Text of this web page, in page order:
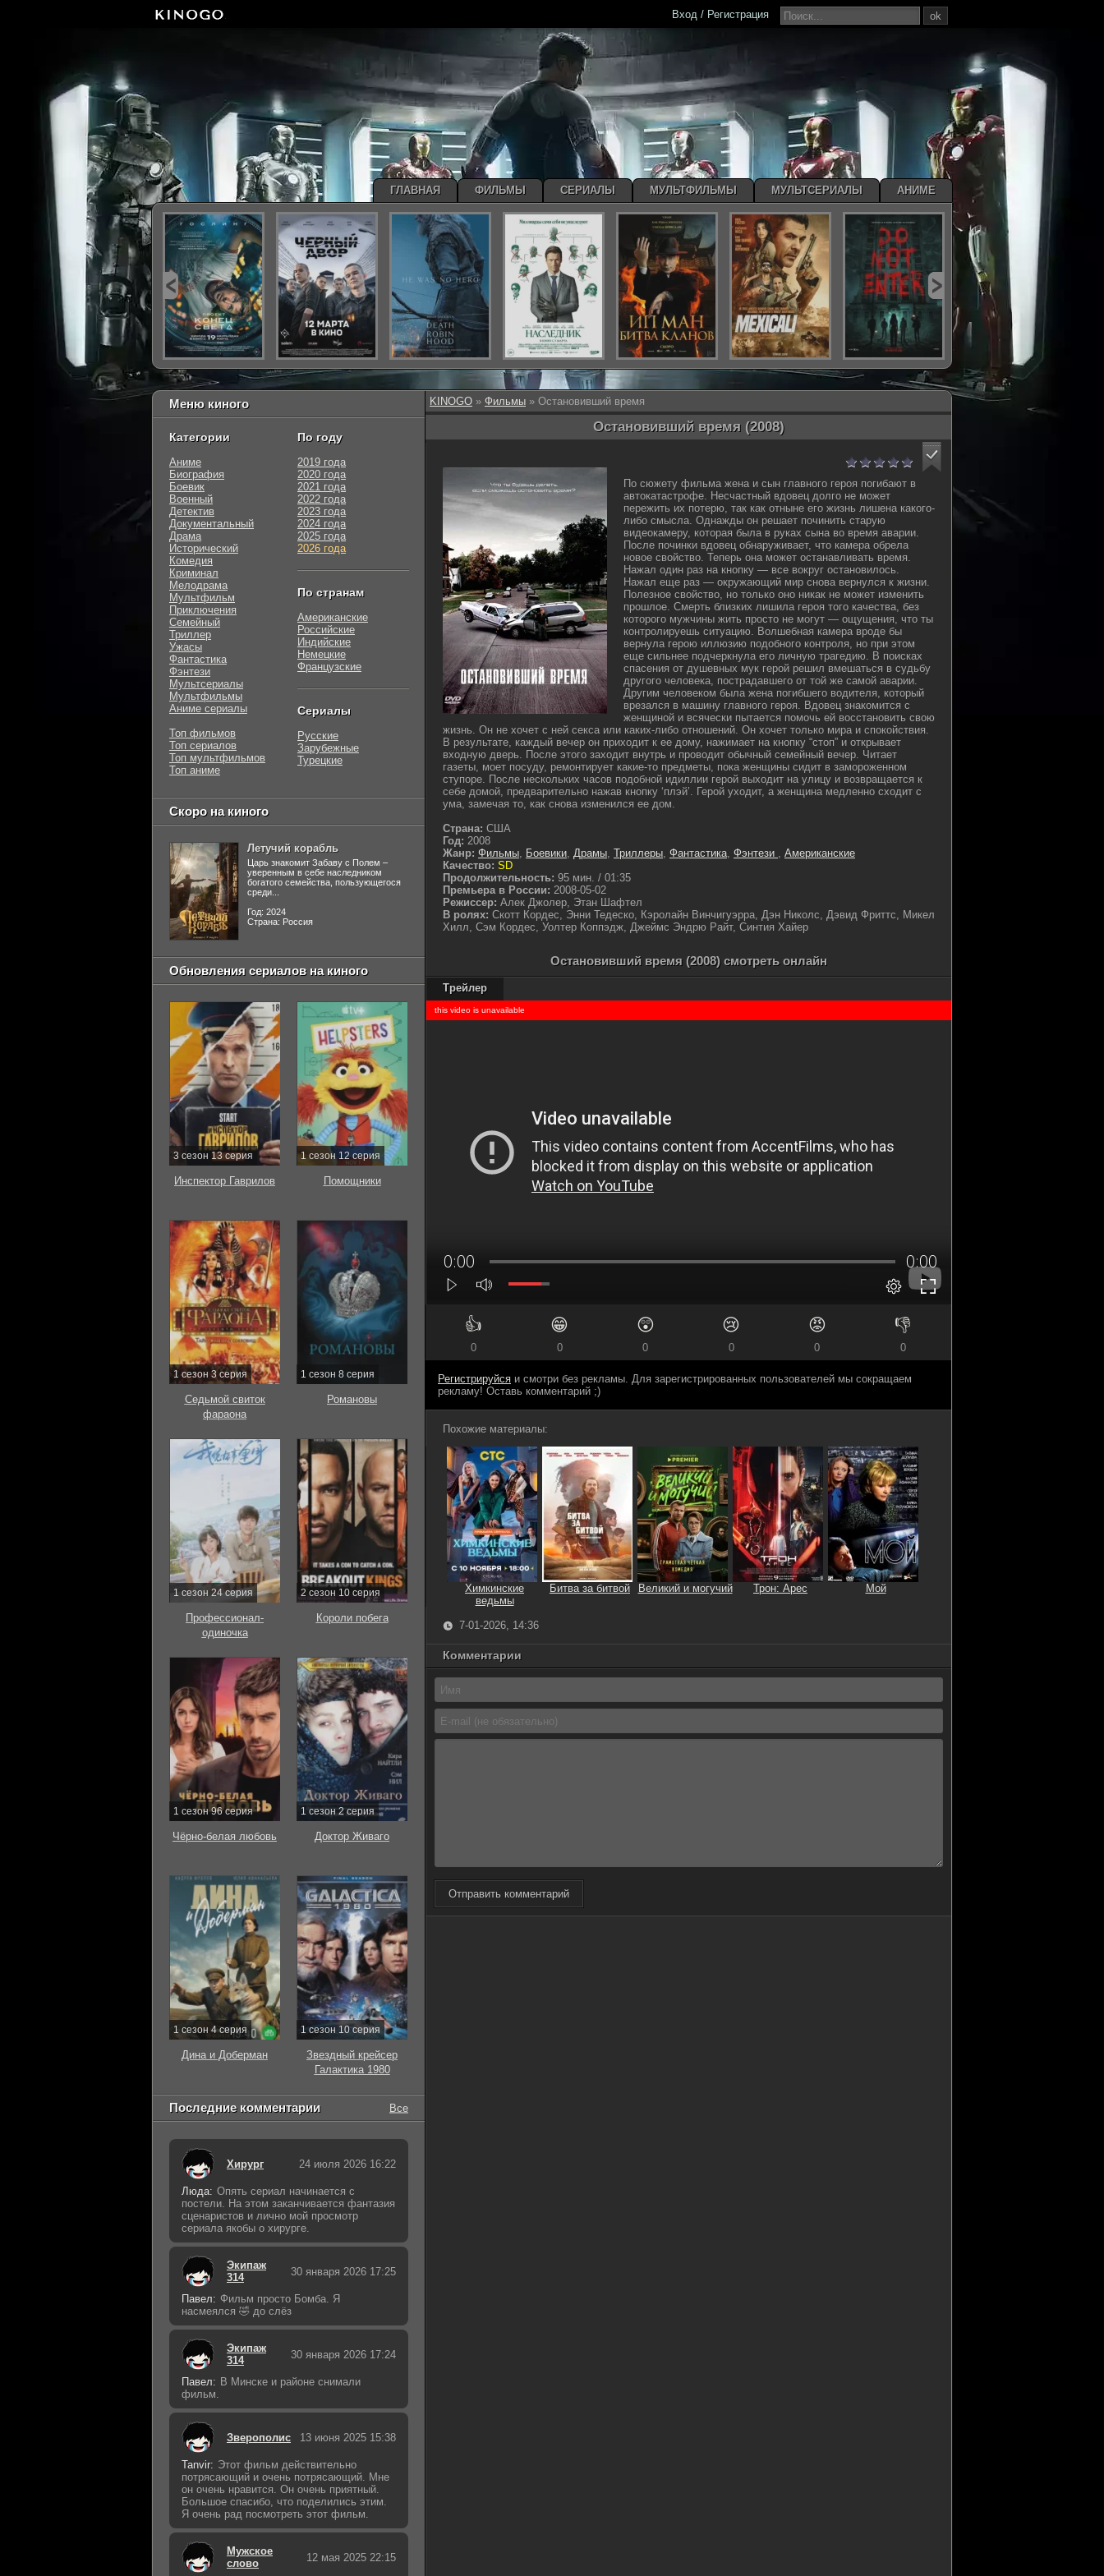
KINOGO » Фильмы » Остановивший время
Остановивший время (2008)
По сюжету фильма жена и сын главного героя погибают в
автокатастрофе. Несчастный вдовец долго не может
пережить их потерю, так как отныне его жизнь лишена какого-
либо смысла. Однажды он решает починить старую
видеокамеру, которая была в руках сына во время аварии.
После починки вдовец обнаруживает, что камера обрела
новое свойство. Теперь она может останавливать время.
Нажал один раз на кнопку — все вокруг остановилось.
Нажал еще раз — окружающий мир снова вернулся к жизни.
Полезное свойство, но только оно никак не может изменить
прошлое. Смерть близких лишила героя того качества, без
которого мужчины жить просто не могут — ощущения, что ты
контролируешь ситуацию. Волшебная камера вроде бы
вернула герою иллюзию подобного контроля, но при этом
еще сильнее подчеркнула его личную трагедию. В поисках
спасения от душевных мук герой решил вмешаться в судьбу
другого человека, пострадавшего от той же самой аварии.
Другим человеком была жена погибшего водителя, который
врезался в машину главного героя. Вдовец знакомится с
женщиной и всячески пытается помочь ей восстановить свою
жизнь. Он не хочет с ней секса или каких-либо отношений. Он хочет только мира и спокойствия.
В результате, каждый вечер он приходит к ее дому, нажимает на кнопку “стоп” и открывает
входную дверь. После этого заходит внутрь и проводит обычный семейный вечер. Читает
газеты, моет посуду, ремонтирует какие-то предметы, пока женщины сидит в замороженном
ступоре. После нескольких часов подобной идиллии герой выходит на улицу и возвращается к
себе домой, предварительно нажав кнопку ‘плэй’. Герой уходит, а женщина медленно сходит с
ума, замечая то, как снова изменился ее дом.
Страна: США
Год: 2008
Жанр: Фильмы, Боевики, Драмы, Триллеры, Фантастика, Фэнтези , Американские
Качество: SD
Продолжительность: 95 мин. / 01:35
Премьера в России: 2008-05-02
Режиссер: Алек Джолер, Этан Шафтел
В ролях: Скотт Кордес, Энни Тедеско, Кэролайн Винчигуэрра, Дэн Николс, Дэвид Фриттс, Микел
Хилл, Сэм Кордес, Уолтер Коппэдж, Джеймс Эндрю Райт, Синтия Хайер
Остановивший время (2008) смотреть онлайн
Трейлер
👍
0
😁
0
😲
0
😢
0
😡
0
👎
0
Регистрируйся и смотри без рекламы. Для зарегистрированных пользователей мы сокращаем
рекламу! Оставь комментарий ;)
Похожие материалы:
Химкинские
ведьмы
Битва за битвой Великий и могучий Трон: Арес Мой
7-01-2026, 14:36
Комментарии
Отправить комментарий
Меню киного
Категории
Аниме
Биография
Боевик
Военный
Детектив
Документальный
Драма
Исторический
Комедия
Криминал
Мелодрама
Мультфильм
Приключения
Семейный
Триллер
Ужасы
Фантастика
Фэнтези
Мультсериалы
Мультфильмы
Аниме сериалы
Топ фильмов
Топ сериалов
Топ мультфильмов
Топ аниме
По году
2019 года
2020 года
2021 года
2022 года
2023 года
2024 года
2025 года
2026 года
По странам
Американские
Российские
Индийские
Немецкие
Французские
Сериалы
Русские
Зарубежные
Турецкие
Скоро на киного
Летучий корабль
Царь знакомит Забаву с Полем –
уверенным в себе наследником
богатого семейства, пользующегося
среди...
Год: 2024
Страна: Россия
Обновления сериалов на киного
3 сезон 13 серия
Инспектор Гаврилов
1 сезон 12 серия
Помощники
1 сезон 3 серия
Седьмой свиток
фараона
1 сезон 8 серия
Романовы
1 сезон 24 серия
Профессионал-
одиночка
2 сезон 10 серия
Короли побега
1 сезон 96 серия
Чёрно-белая любовь
1 сезон 2 серия
Доктор Живаго
1 сезон 4 серия
Дина и Доберман
1 сезон 10 серия
Звездный крейсер
Галактика 1980
Последние комментарии Все
Хирург 24 июля 2026 16:22
Люда: Опять сериал начинается с
постели. На этом заканчивается фантазия
сценаристов и лично мой просмотр
сериала якобы о хирурге.
Экипаж
314
30 января 2026 17:25
Павел: Фильм просто Бомба. Я
насмеялся 🤣 до слёз
Экипаж
314
30 января 2026 17:24
Павел: В Минске и районе снимали
фильм.
Зверополис 13 июня 2025 15:38
Tanvir: Этот фильм действительно
потрясающий и очень потрясающий. Мне
он очень нравится. Он очень приятный.
Большое спасибо, что поделились этим.
Я очень рад посмотреть этот фильм.
Мужское
слово
12 мая 2025 22:15
ok
Вход / Регистрация
ГЛАВНАЯ ФИЛЬМЫ СЕРИАЛЫ МУЛЬТФИЛЬМЫ МУЛЬТСЕРИАЛЫ АНИМЕ